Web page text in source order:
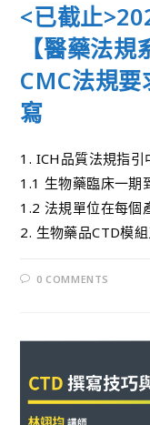
<已截止
【醫藥法
CMC法規
寫
1. ICH品質法規指
1.1 生物藥臨床一期
1.2 法規單位在每個
2. 生物藥品CTD模
0 COMMENTS